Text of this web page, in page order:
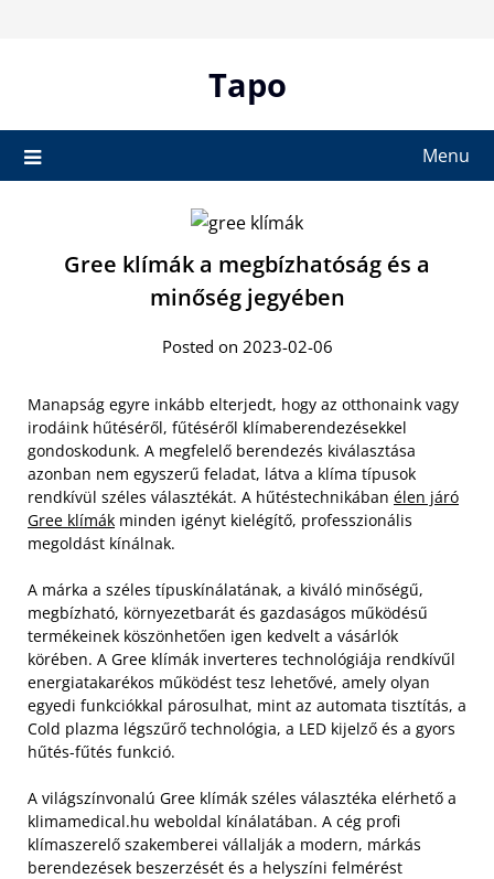
Tapo
Menu
Gree klímák a megbízhatóság és a
minőség jegyében
Posted on 2023-02-06
Manapság egyre inkább elterjedt, hogy az otthonaink vagy
irodáink hűtéséről, fűtéséről klímaberendezésekkel
gondoskodunk. A megfelelő berendezés kiválasztása
azonban nem egyszerű feladat, látva a klíma típusok
rendkívül széles választékát. A hűtéstechnikában élen járó
Gree klímák minden igényt kielégítő, professzionális
megoldást kínálnak.
A márka a széles típuskínálatának, a kiváló minőségű,
megbízható, környezetbarát és gazdaságos működésű
termékeinek köszönhetően igen kedvelt a vásárlók
körében. A Gree klímák inverteres technológiája rendkívűl
energiatakarékos működést tesz lehetővé, amely olyan
egyedi funkciókkal párosulhat, mint az automata tisztítás, a
Cold plazma légszűrő technológia, a LED kijelző és a gyors
hűtés-fűtés funkció.
A világszínvonalú Gree klímák széles választéka elérhető a
klimamedical.hu weboldal kínálatában. A cég profi
klímaszerelő szakemberei vállalják a modern, márkás
berendezések beszerzését és a helyszíni felmérést